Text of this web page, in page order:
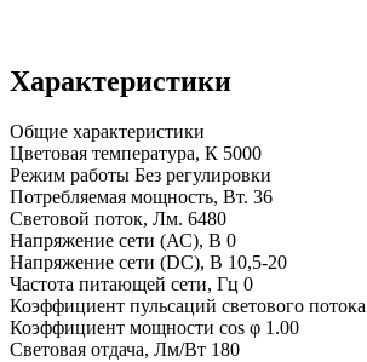
Характеристики
Общие характеристики
Цветовая температура, К 5000
Режим работы Без регулировки
Потребляемая мощность, Вт. 36
Световой поток, Лм. 6480
Напряжение сети (АС), В 0
Напряжение сети (DC), В 10,5-20
Частота питающей сети, Гц 0
Коэффициент пульсаций светового потока
Коэффициент мощности cos φ 1.00
Световая отдача, Лм/Вт 180